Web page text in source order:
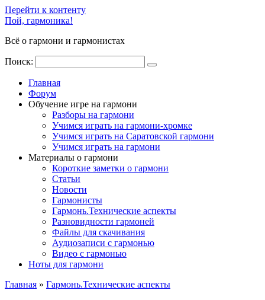
Перейти к контенту
Пой, гармоника!
Всё о гармони и гармонистах
Поиск:
Главная
Форум
Обучение игре на гармони
Разборы на гармони
Учимся играть на гармони-хромке
Учимся играть на Саратовской гармони
Учимся играть на гармони
Материалы о гармони
Короткие заметки о гармони
Cтатьи
Новости
Гармонисты
Гармонь.Технические аспекты
Разновидности гармоней
Файлы для скачивания
Аудиозаписи с гармонью
Видео с гармонью
Ноты для гармони
Главная » Гармонь.Технические аспекты